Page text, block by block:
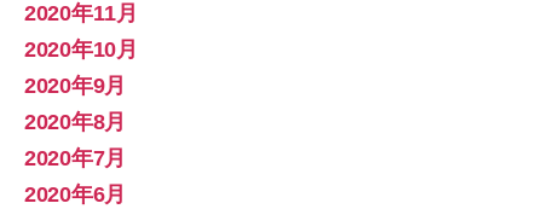
2020年11月
2020年10月
2020年9月
2020年8月
2020年7月
2020年6月